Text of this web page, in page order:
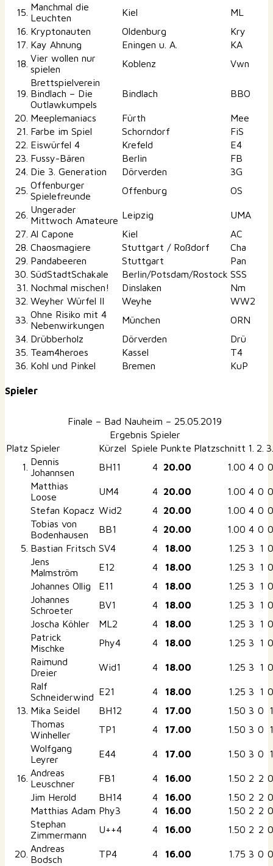
15. Manchmal die
Leuchten
Kiel
ML
16. Kryptonauten Oldenburg
Kry
17. Kay Ahnung Eningen u. A.
KA
18. Vier wollen nur
spielen
Koblenz Vwn
19.
Brettspielverein
Bindlach – Die
Outlawkumpels
Bindlach BBO
20. Meeplemaniacs Fürth
Mee
21. Farbe im Spiel Schorndorf
FiS
22. Eiswürfel 4 Krefeld
E4
23. Fussy-Bären Berlin
FB
24. Die 3. Generation Dörverden
3G
25. Offenburger
Spielefreunde
Offenburg OS
26. Ungerader
Mittwoch Amateure Leipzig
UMA
27. Al Capone Kiel
AC
28. Chaosmagiere Stuttgart / Roßdorf
Cha
29. Pandabeeren Stuttgart
Pan
30. SüdStadtSchakale Berlin/Potsdam/Rostock SSS
31. Nochmal mischen! Dinslaken
Nm
32. Weyher Würfel II Weyhe
WW2
33. Ohne Risiko mit 4
Nebenwirkungen
München
ORN
34. Drübberholz Dörverden
Drü
35. Team4heroes Kassel
T4
36. Kohl und Pinkel Bremen KuP
Spieler
Finale – Bad Nauheim – 25.05.2019
Ergebnis Spieler
Platz Spieler Kürzel Spiele Punkte Platzschnitt 1. 2. 3.
1. Dennis
Johannsen
BH11 4 20.00 1.00 4 0 0
Matthias
Loose
UM4 4 20.00 1.00 4 0 0
Stefan Kopacz Wid2 4 20.00 1.00 4 0 0
Tobias von
Bodenhausen
BB1 4 20.00 1.00 4 0 0
5. Bastian Fritsch SV4 4 18.00 1.25 3 1 0
Jens
Malmström
E12 4 18.00 1.25 3 1 0
Johannes Ollig
E11 4 18.00 1.25 3 1 0
Johannes
Schroeter
BV1 4 18.00 1.25 3 1 0
Joscha Köhler
ML2 4 18.00 1.25 3 1 0
Patrick
Mischke
Phy4 4 18.00 1.25 3 1 0
Raimund
Dreier
Wid1 4 18.00 1.25 3 1 0
Ralf
Schneiderwind E21 4 18.00 1.25 3 1 0
13. Mika Seidel BH12 4 17.00 1.50 3 0
1
Thomas
Winheller
TP1 4 17.00 1.50 3 0
1
Wolfgang
Leyrer
E44 4 17.00 1.50 3 0 1
16. Andreas
Leuschner
FB1 4 16.00 1.50 2 2 0
Jim Herold
BH14 4 16.00 1.50 2 2 0
Matthias Adam Phy3 4 16.00 1.50 2 2 0
Stephan
Zimmermann
U++4 4 16.00 1.50 2 2 0
20. Andreas
Bodsch
TP4 4 16.00 1.75 3 0 0